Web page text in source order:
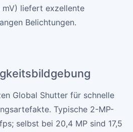
mV) liefert exzellente
Belichtungen.
Global Shutter für schnelle
Typische 2-MP-
selbst bei 20,4 MP sind 17,5